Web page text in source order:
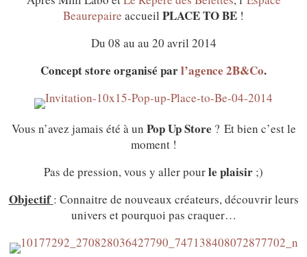
Beaurepaire accueil PLACE TO BE !
Du 08 au au 20 avril 2014
Concept store organisé parl’agence 2B&Co.
Vous n’avez jamais été à un Pop Up Store ? Et bien c’est le
moment !
Pas de pression, vous y aller pourle plaisir ;)
Objectif : Connaitre de nouveaux créateurs, découvrir leurs
univers et pourquoi pas craquer…